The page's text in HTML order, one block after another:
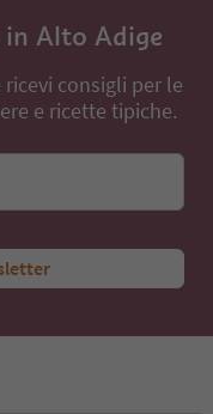
in Alto Adige
consigli per le
e ricette tipiche.